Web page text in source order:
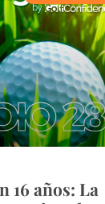
16 años: La